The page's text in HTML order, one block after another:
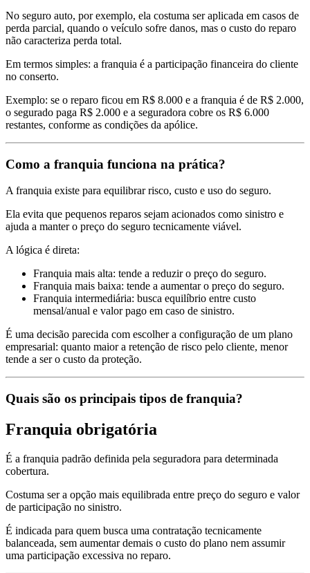
No seguro auto, por exemplo, ela costuma ser aplicada em casos de
perda parcial, quando o veículo sofre danos, mas o custo do reparo
não caracteriza perda total.
Em termos simples: a franquia é a participação financeira do cliente
no conserto.
Exemplo: se o reparo ficou em R$ 8.000 e a franquia é de R$ 2.000,
o segurado paga R$ 2.000 e a seguradora cobre os R$ 6.000
restantes, conforme as condições da apólice.
Como a franquia funciona na prática?
A franquia existe para equilibrar risco, custo e uso do seguro.
Ela evita que pequenos reparos sejam acionados como sinistro e
ajuda a manter o preço do seguro tecnicamente viável.
A lógica é direta:
Franquia mais alta: tende a reduzir o preço do seguro.
Franquia mais baixa: tende a aumentar o preço do seguro.
Franquia intermediária: busca equilíbrio entre custo
mensal/anual e valor pago em caso de sinistro.
É uma decisão parecida com escolher a configuração de um plano
empresarial: quanto maior a retenção de risco pelo cliente, menor
tende a ser o custo da proteção.
Quais são os principais tipos de franquia?
Franquia obrigatória
É a franquia padrão definida pela seguradora para determinada
cobertura.
Costuma ser a opção mais equilibrada entre preço do seguro e valor
de participação no sinistro.
É indicada para quem busca uma contratação tecnicamente
balanceada, sem aumentar demais o custo do plano nem assumir
uma participação excessiva no reparo.